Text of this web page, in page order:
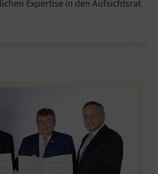
Expertise in den Aufsichtsrat